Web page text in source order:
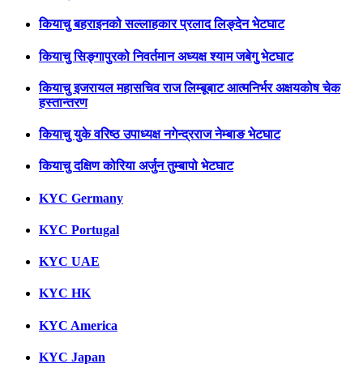
कियाचु बहराइनको सल्लाहकार प्रलाद लिङ्देन भेटघाट
कियाचु सिङ्गापुरको निवर्तमान अध्यक्ष श्याम जबेगु भेटघाट
कियाचु इजरायल महासचिव राज लिम्बूबाट आत्मनिर्भर अक्षयकोष चेक
हस्तान्तरण
कियाचु युके वरिष्ठ उपाध्यक्ष नगेन्द्रराज नेम्बाङ भेटघाट
कियाचु दक्षिण कोरिया अर्जुन तुम्बापो भेटघाट
KYC Germany
KYC Portugal
KYC UAE
KYC HK
KYC America
KYC Japan